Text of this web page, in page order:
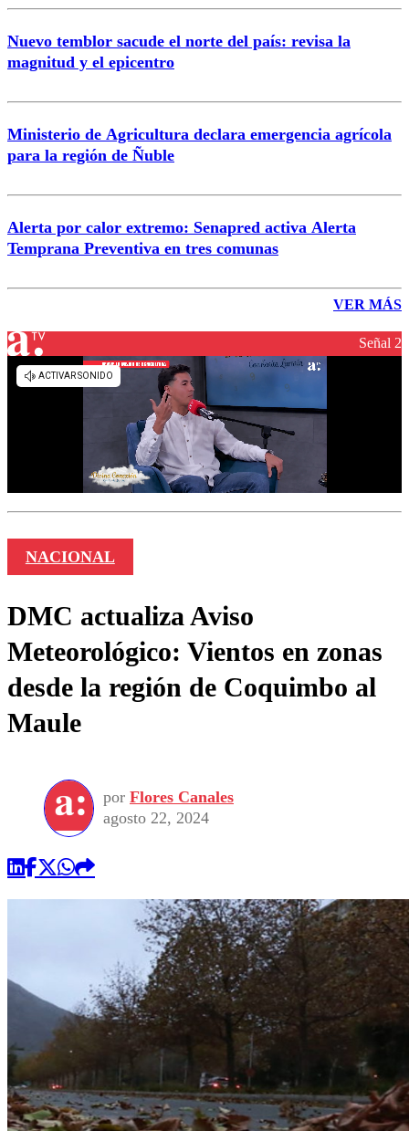
Nuevo temblor sacude el norte del país: revisa la
magnitud y el epicentro
Ministerio de Agricultura declara emergencia agrícola
para la región de Ñuble
Alerta por calor extremo: Senapred activa Alerta
Temprana Preventiva en tres comunas
VER MÁS
Señal 2
NACIONAL
DMC actualiza Aviso
Meteorológico: Vientos en zonas
desde la región de Coquimbo al
Maule
por Flores Canales
agosto 22, 2024